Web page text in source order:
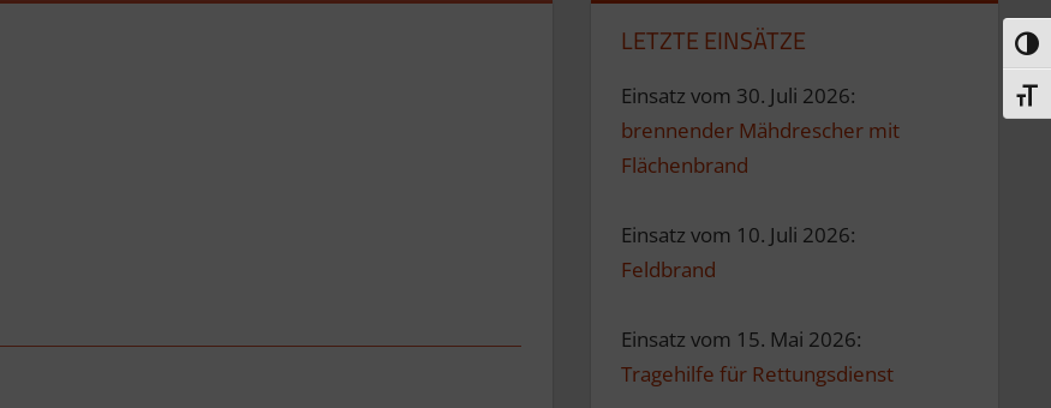
LETZTE EINSÄTZE
Einsatz vom 30. Juli 2026:
brennender Mähdrescher mit
Flächenbrand
Einsatz vom 10. Juli 2026:
Feldbrand
Einsatz vom 15. Mai 2026:
Tragehilfe für Rettungsdienst